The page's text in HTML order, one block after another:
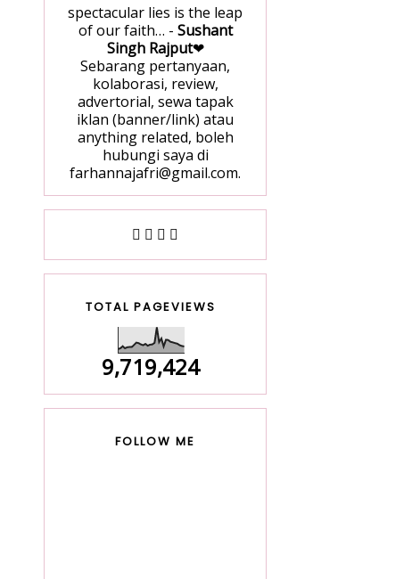
spectacular lies is the leap
of our faith… - Sushant
Singh Rajput❤
Sebarang pertanyaan,
kolaborasi, review,
advertorial, sewa tapak
iklan (banner/link) atau
anything related, boleh
hubungi saya di
farhannajafri@gmail.com.
TOTAL PAGEVIEWS
9,719,424
FOLLOW ME